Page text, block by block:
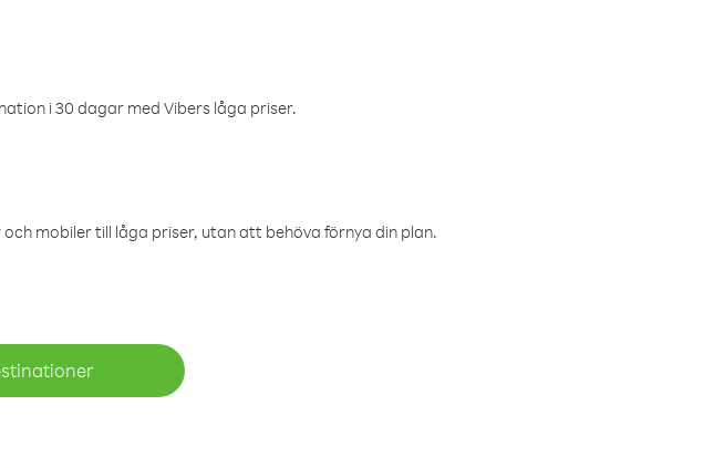
i 30 dagar med Vibers låga priser.
mobiler till låga priser, utan att behöva förnya din plan.